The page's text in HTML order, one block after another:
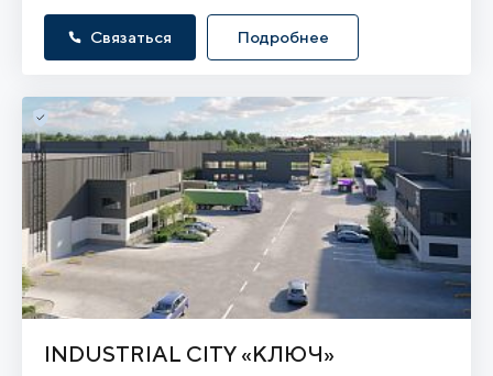
Связаться Подробнее
INDUSTRIAL CITY «КЛЮЧ»